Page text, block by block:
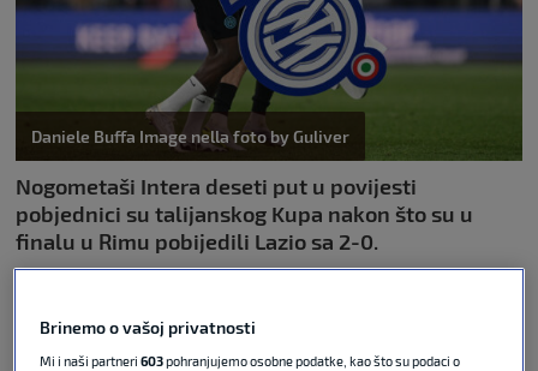
Daniele Buffa Image nella foto by Guliver
Nogometaši Intera deseti put u povijesti
pobjednici su talijanskog Kupa nakon što su u
finalu u Rimu pobijedili Lazio sa 2-0.
prve minute i sasvim zasluženo je stigao do trofeja.
Brinemo o vašoj privatnosti
Mi i naši partneri603pohranjujemo osobne podatke, kao što su podaci o